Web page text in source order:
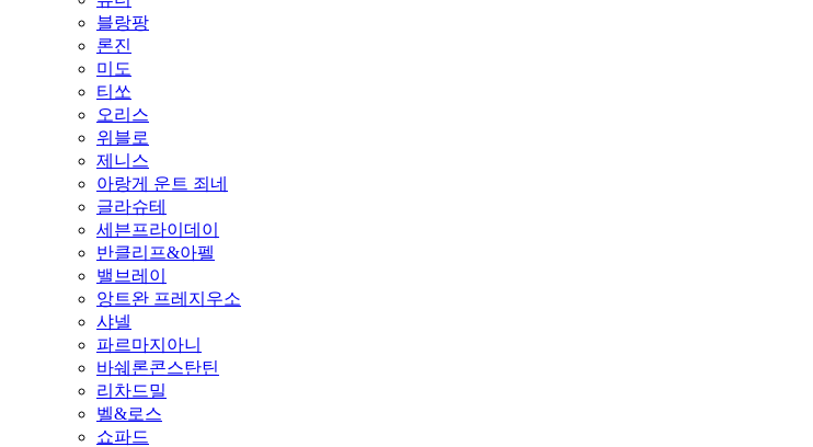
블랑팡
론진
미도
티쏘
오리스
위블로
제니스
아랑게 운트 죄네
글라슈테
세븐프라이데이
반클리프&아펠
밸브레이
앙트완 프레지우소
샤넬
파르마지아니
바쉐론콘스탄틴
리차드밀
벨&로스
쇼파드